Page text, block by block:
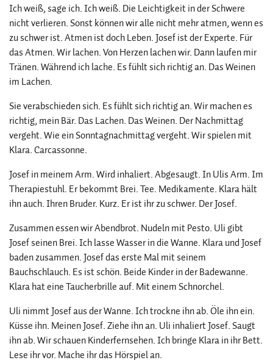
Ich weiß, sage ich. Ich weiß. Die Leichtigkeit in der Schwere
nicht verlieren. Sonst können wir alle nicht mehr atmen, wenn es
zu schwer ist. Atmen ist doch Leben. Josef ist der Experte. Für
das Atmen. Wir lachen. Von Herzen lachen wir. Dann laufen mir
Tränen. Während ich lache. Es fühlt sich richtig an. Das Weinen
im Lachen.
Sie verabschieden sich. Es fühlt sich richtig an. Wir machen es
richtig, mein Bär. Das Lachen. Das Weinen. Der Nachmittag
vergeht. Wie ein Sonntagnachmittag vergeht. Wir spielen mit
Klara. Carcassonne.
Josef in meinem Arm. Wird inhaliert. Abgesaugt. In Ulis Arm. Im
Therapiestuhl. Er bekommt Brei. Tee. Medikamente. Klara hält
ihn auch. Ihren Bruder. Kurz. Er ist ihr zu schwer. Der Josef.
Zusammen essen wir Abendbrot. Nudeln mit Pesto. Uli gibt
Josef seinen Brei. Ich lasse Wasser in die Wanne. Klara und Josef
baden zusammen. Josef das erste Mal mit seinem
Bauchschlauch. Es ist schön. Beide Kinder in der Badewanne.
Klara hat eine Taucherbrille auf. Mit einem Schnorchel.
Uli nimmt Josef aus der Wanne. Ich trockne ihn ab. Öle ihn ein.
Küsse ihn. Meinen Josef. Ziehe ihn an. Uli inhaliert Josef. Saugt
ihn ab. Wir schauen Kinderfernsehen. Ich bringe Klara in ihr Bett.
Lese ihr vor. Mache ihr das Hörspiel an.